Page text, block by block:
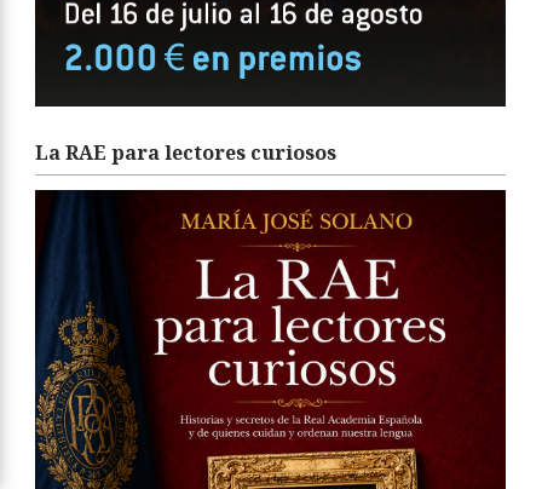
La RAE para lectores curiosos